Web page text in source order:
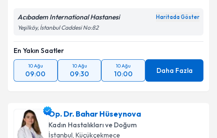
Acıbadem International Hastanesi Haritada Göster
Yeşilköy, İstanbul Caddesi No:82
En Yakın Saatler
10 Ağu
09:00
10 Ağu
09:30
10 Ağu
10:00 Daha Fazla
Op. Dr. Bahar Hüseynova
Kadın Hastalıkları ve Doğum
İstanbul, Küçükçekmece